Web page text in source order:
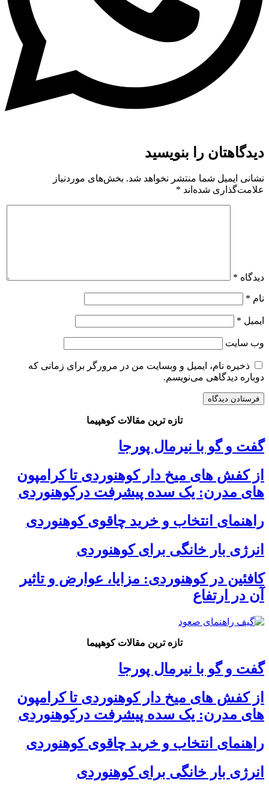
دیدگاهتان را بنویسید
نشانی ایمیل شما منتشر نخواهد شد. بخش‌های موردنیاز
علامت‌گذاری شده‌اند *
دیدگاه *
نام *
ایمیل *
وب‌ سایت
ذخیره نام، ایمیل و وبسایت من در مرورگر برای زمانی که
دوباره دیدگاهی می‌نویسم.
تازه ترین مقالات کوهپیما
گفت و گو با نیرمال پورجا
از کفش های میخ دار کوهنوردی تا کرامپون
های مدرن: یک سده پیشرفت درکوهنوردی
راهنمای انتخاب و خرید چاقوی کوهنوردی
انرژی بار خانگی برای کوهنوردی
کافئین در کوهنوردی: مزایا، عوارض و تاثیر
آن در ارتفاع
تازه ترین مقالات کوهپیما
گفت و گو با نیرمال پورجا
از کفش های میخ دار کوهنوردی تا کرامپون
های مدرن: یک سده پیشرفت درکوهنوردی
راهنمای انتخاب و خرید چاقوی کوهنوردی
انرژی بار خانگی برای کوهنوردی